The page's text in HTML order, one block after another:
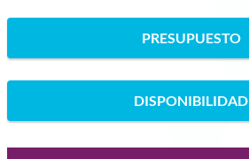
PRESUPUESTO
DISPONIBILIDAD